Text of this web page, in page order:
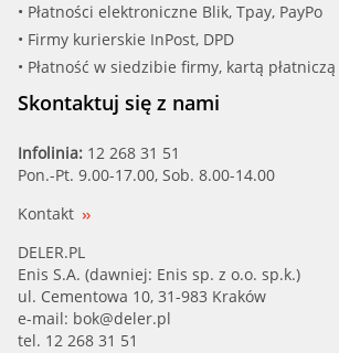
• Płatności elektroniczne Blik, Tpay, PayPo
• Firmy kurierskie InPost, DPD
• Płatność w siedzibie firmy, kartą płatniczą
Skontaktuj się z nami
Infolinia: 12 268 31 51
Pon.-Pt. 9.00-17.00, Sob. 8.00-14.00
Kontakt
DELER.PL
Enis S.A. (dawniej: Enis sp. z o.o. sp.k.)
ul. Cementowa 10, 31-983 Kraków
e-mail: bok@deler.pl
tel. 12 268 31 51